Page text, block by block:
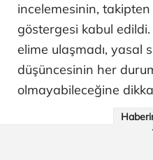
incelemesinin,
göstergesi kabul edildi.
elime ulaşmadı, yasal
düşüncesinin her
olmayabileceğine